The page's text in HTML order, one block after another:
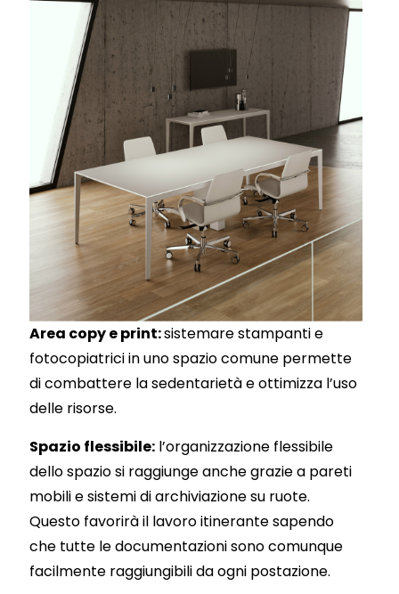
Area copy e print:sistemare stampanti e
fotocopiatrici in uno spazio comune permette
di combattere la sedentarietà e ottimizza l’uso
delle risorse.
Spazio flessibile: l’organizzazione flessibile
dello spazio si raggiunge anche grazie a pareti
mobili e sistemi di archiviazione su ruote.
Questo favorirà il lavoro itinerante sapendo
che tutte le documentazioni sono comunque
facilmente raggiungibili da ogni postazione.